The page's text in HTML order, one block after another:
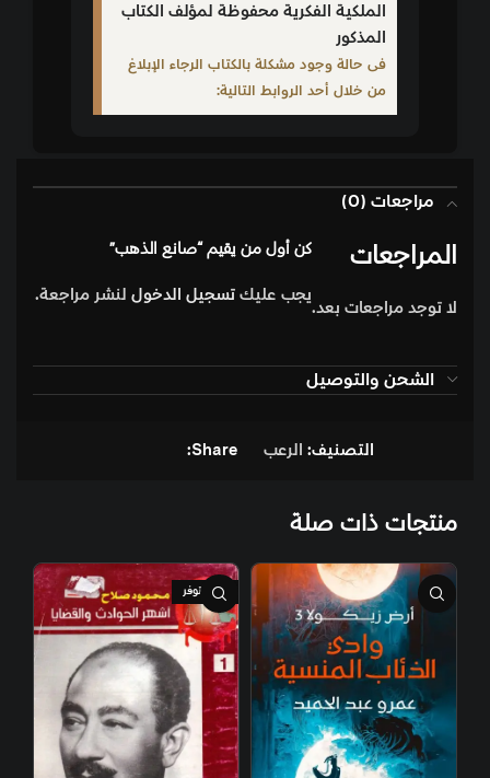
الملكية الفكرية محفوظة لمؤلف الكتاب
المذكور
فى حالة وجود مشكلة بالكتاب الرجاء الإبلاغ
من خلال أحد الروابط التالية:
مراجعات (0)
المراجعات
لا توجد مراجعات بعد.
كن أول من يقيم “صانع الذهب”
يجب عليك تسجيل الدخول لنشر مراجعة.
الشحن والتوصيل
التصنيف: الرعب Share:
منتجات ذات صلة
غير متوفر